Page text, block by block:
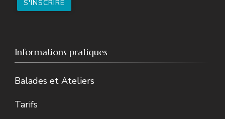
Informations pratiques
Balades et Ateliers
Tarifs